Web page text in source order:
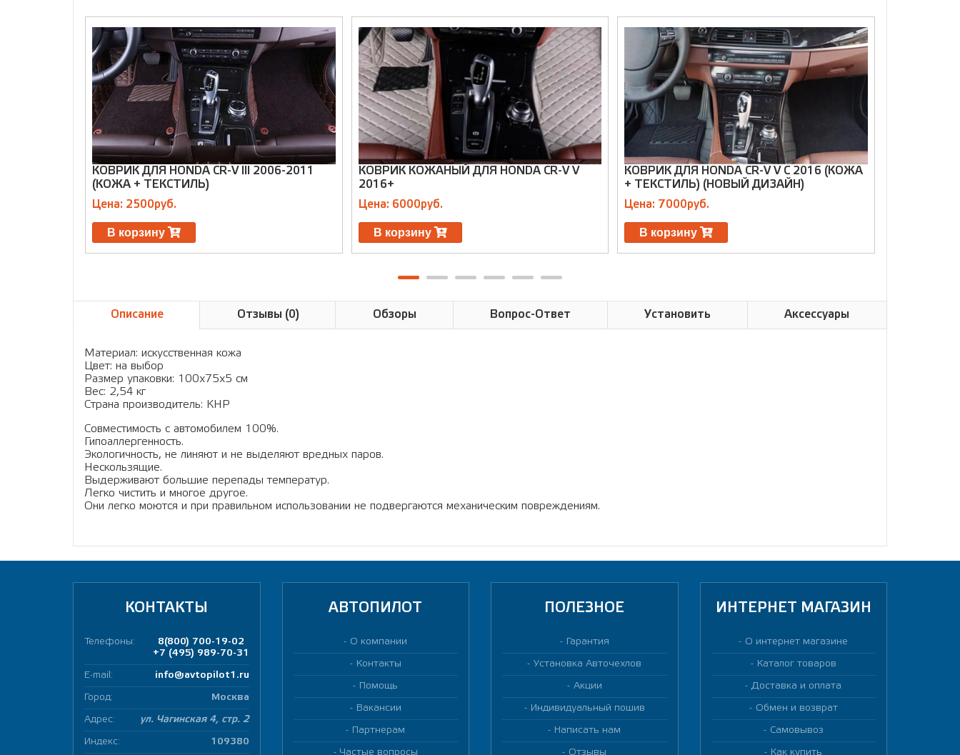
КОВРИК ДЛЯ HONDA CR-V III 2006-2011
(КОЖА + ТЕКСТИЛЬ)
Цена: 2500руб.
В корзину
КОВРИК КОЖАНЫЙ ДЛЯ HONDA CR-V V
2016+
Цена: 6000руб.
В корзину
КОВРИК ДЛЯ HONDA CR-V V С 2016 (КОЖА
+ ТЕКСТИЛЬ) (НОВЫЙ ДИЗАЙН)
Цена: 7000руб.
В корзину
Описание Отзывы (0) Обзоры Вопрос-Ответ Установить Аксессуары
Материал: искусственная кожа
Цвет: на выбор
Размер упаковки: 100х75х5 см
Вес: 2,54 кг
Страна производитель: КНР
Cовместимость с автомобилем 100%.
Гипоаллергенность.
Экологичность, не линяют и не выделяют вредных паров.
Нескользящие.
Выдерживают большие перепады температур.
Легко чистить и многое другое.
Они легко моются и при правильном использовании не подвергаются механическим повреждениям.
КОНТАКТЫ
Телефоны:
8(800) 700-19-02
+7 (495) 989-70-31
E-mail: info@avtopilot1.ru
Город: Москва
Адрес: ул. Чагинская 4, стр. 2
Индекс: 109380
АВТОПИЛОТ
О компании
Контакты
Помощь
Вакансии
Партнерам
Частые вопросы
ПОЛЕЗНОЕ
Гарантия
Установка Авточехлов
Акции
Индивидуальный пошив
Написать нам
Отзывы
ИНТЕРНЕТ МАГАЗИН
О интернет магазине
Каталог товаров
Доставка и оплата
Обмен и возврат
Самовывоз
Как купить